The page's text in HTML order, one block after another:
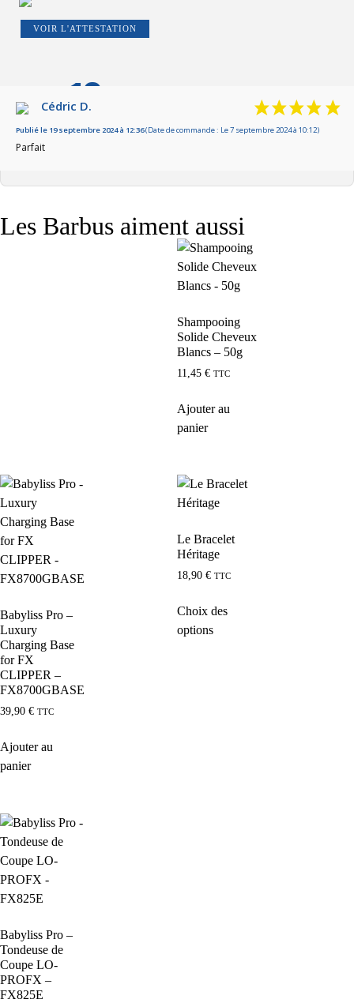
VOIR L'ATTESTATION
10
Basé sur 1 avis
Cédric D.
Publié le 19 septembre 2024 à 12:36(Date de commande : Le 7 septembre 2024 à 10:12)
Parfait
Les Barbus aiment aussi
Shampooing
Solide Cheveux
Blancs – 50g
11,45 € TTC
Ajouter au
panier
Babyliss Pro –
Luxury
Charging Base
for FX
CLIPPER –
FX8700GBASE
39,90 € TTC
Ajouter au
panier
Le Bracelet
Héritage
18,90 € TTC
Choix des
options
Babyliss Pro –
Tondeuse de
Coupe LO-
PROFX –
FX825E